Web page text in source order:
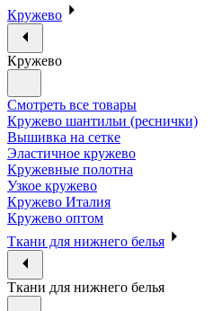
Кружево
Кружево
Смотреть все товары
Кружево шантильи (реснички)
Вышивка на сетке
Эластичное кружево
Кружевные полотна
Узкое кружево
Кружево Италия
Кружево оптом
Ткани для нижнего белья
Ткани для нижнего белья